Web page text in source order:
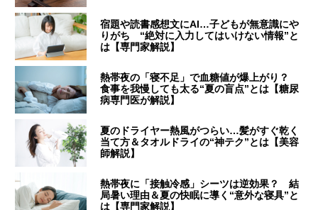
宿題や読書感想文にAI…子どもが無意識にや
りがち “絶対に入力してはいけない情報”と
は【専門家解説】
熱帯夜の「寝不足」で血糖値が爆上がり？
食事を我慢しても太る“夏の盲点”とは【糖尿
病専門医が解説】
夏のドライヤー熱風がつらい…髪がすぐ乾く
当て方＆タオルドライの“神テク”とは【美容
師解説】
熱帯夜に「接触冷感」シーツは逆効果？ 結
局暑い理由＆夏の快眠に導く“意外な寝具”と
は【専門家解説】